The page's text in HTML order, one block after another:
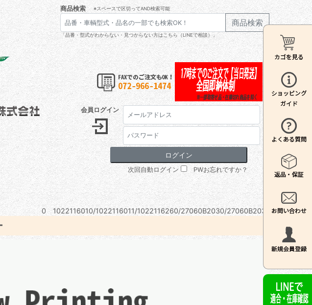
商品検索 ※スペースで区切ってAND検索可能
商品検索
「品番・型式がわからない・見つからない方はこちら（LINEで相談）」
会員ログイン
次回自動ログイン PWお忘れですか？
0 1022116010/1022116011/1022116260/27060B2030/27060B2031